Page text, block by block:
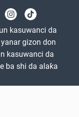
kasuwanci da
gizon don
kasuwanci da
ba shi da alaƙa